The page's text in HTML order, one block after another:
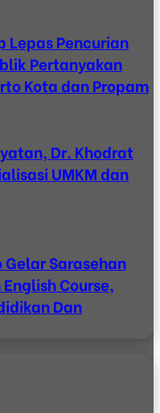
Lepas Pencurian
Pertanyakan
Kota dan Propam
Dr. Khodrat
UMKM dan
Sarasehan
Course,
Dan